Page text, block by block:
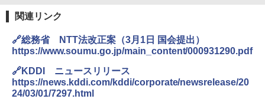
関連リンク
🔗総務省 NTT法改正案（3月1日 国会提出）
https://www.soumu.go.jp/main_content/000931290.pdf
🔗KDDI ニュースリリース
https://news.kddi.com/kddi/corporate/newsrelease/20
24/03/01/7297.html